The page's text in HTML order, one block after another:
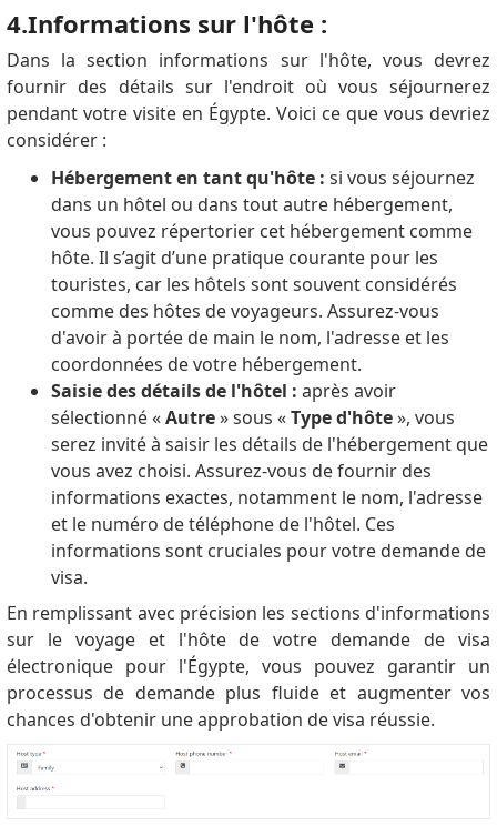
4.Informations sur l'hôte :
Dans la section informations sur l'hôte, vous devrez
fournir des détails sur l'endroit où vous séjournerez
pendant votre visite en Égypte.Voici ce que vous devriez
considérer :
Hébergement en tant qu'hôte : si vous séjournez
dans un hôtel ou dans tout autre hébergement,
vous pouvez répertorier cet hébergement comme
hôte. Il s’agit d’une pratique courante pour les
touristes, car les hôtels sont souvent considérés
comme des hôtes de voyageurs. Assurez-vous
d'avoir à portée de main le nom, l'adresse et les
coordonnées de votre hébergement.
Saisie des détails de l'hôtel : après avoir
sélectionné «Autre» sous «Type d'hôte», vous
serez invité à saisir les détails de l'hébergement que
vous avez choisi. Assurez-vous de fournir des
informations exactes, notamment le nom, l'adresse
et le numéro de téléphone de l'hôtel. Ces
informations sont cruciales pour votre demande de
visa.
En remplissant avec précision les sections d'informations
sur le voyage et l'hôte de votre demande de visa
électronique pour l'Égypte, vous pouvez garantir un
processus de demande plus fluide et augmenter vos
chances d'obtenir une approbation de visa réussie.